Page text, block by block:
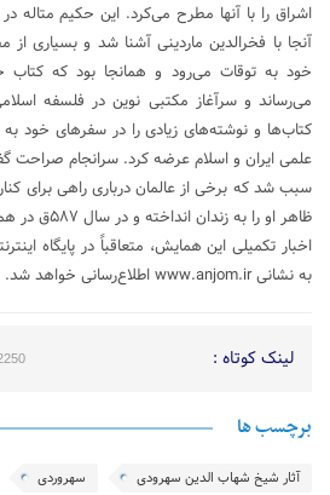
اشراق را با آنها مطرح می‌کرد. این حکیم
آنجا با فخرالدین ماردینی آشنا شد و بسیاری از
خود به توقات می‌رود و همانجا بود که کتاب
می‌رساند و سرآغاز مکتبی نوین در فلسفه
کتاب‌ها و نوشته‌های زیادی را در سفرهای خود
علمی ایران و اسلام عرضه کرد. سرانجام صراحت
سبب شد که برخی از عالمان درباری راهی برای
ظاهر او را به زندان انداخته و در سال ۵۸۷ق در همان جا از دنیا رفت.
اخبار تکمیلی این همایش، متعاقباً در پایگاه
به نشانی www.anjom.ir اطلاع‌رسانی خواهد شد.
لینک کوتاه :
برچسب ها
آثار شیخ شهاب الدین سهرودی
سهروردی